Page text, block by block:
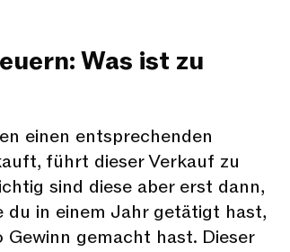
Was ist zu
einen entsprechenden
führt dieser Verkauf zu
sind diese aber erst dann,
in einem Jahr getätigt hast,
gemacht hast. Dieser